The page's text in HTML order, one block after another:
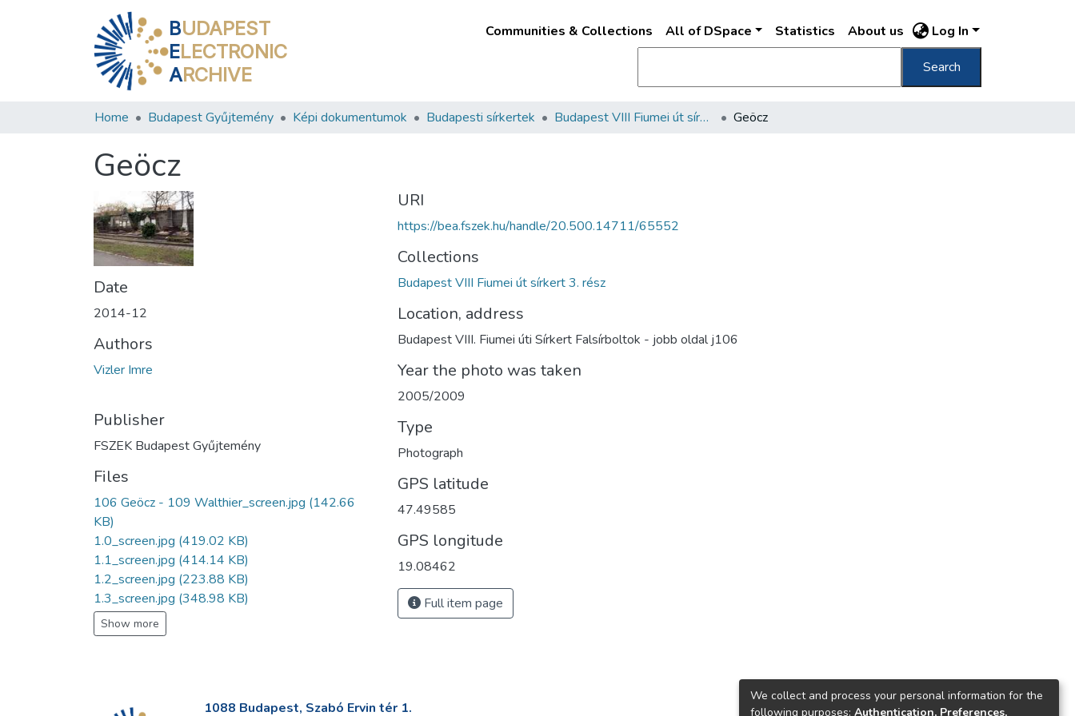
BUDAPEST
ELECTRONIC
ARCHIVE
Communities & Collections All of DSpace Statistics About us Log In
Search
Home Budapest Gyűjtemény Képi dokumentumok Budapesti sírkertek Budapest VIII Fiumei út sírkert 3. rész Geöcz
Geöcz
Date
2014-12
Authors
Vizler Imre
Publisher
FSZEK Budapest Gyűjtemény
Files
106 Geöcz - 109 Walthier_screen.jpg (142.66
KB)
1.0_screen.jpg (419.02 KB)
1.1_screen.jpg (414.14 KB)
1.2_screen.jpg (223.88 KB)
1.3_screen.jpg (348.98 KB)
Show more
URI
https://bea.fszek.hu/handle/20.500.14711/65552
Collections
Budapest VIII Fiumei út sírkert 3. rész
Location, address
Budapest VIII. Fiumei úti Sírkert Falsírboltok - jobb oldal j106
Year the photo was taken
2005/2009
Type
Photograph
GPS latitude
47.49585
GPS longitude
19.08462
Full item page
1088 Budapest, Szabó Ervin tér 1.
We collect and process your personal information for the
following purposes: Authentication, Preferences,